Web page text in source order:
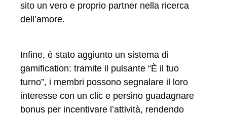
sito un vero e proprio partner nella ricerca
dell’amore.
Infine, è stato aggiunto un sistema di
gamification: tramite il pulsante “È il tuo
turno”, i membri possono segnalare il loro
interesse con un clic e persino guadagnare
bonus per incentivare l’attività, rendendo